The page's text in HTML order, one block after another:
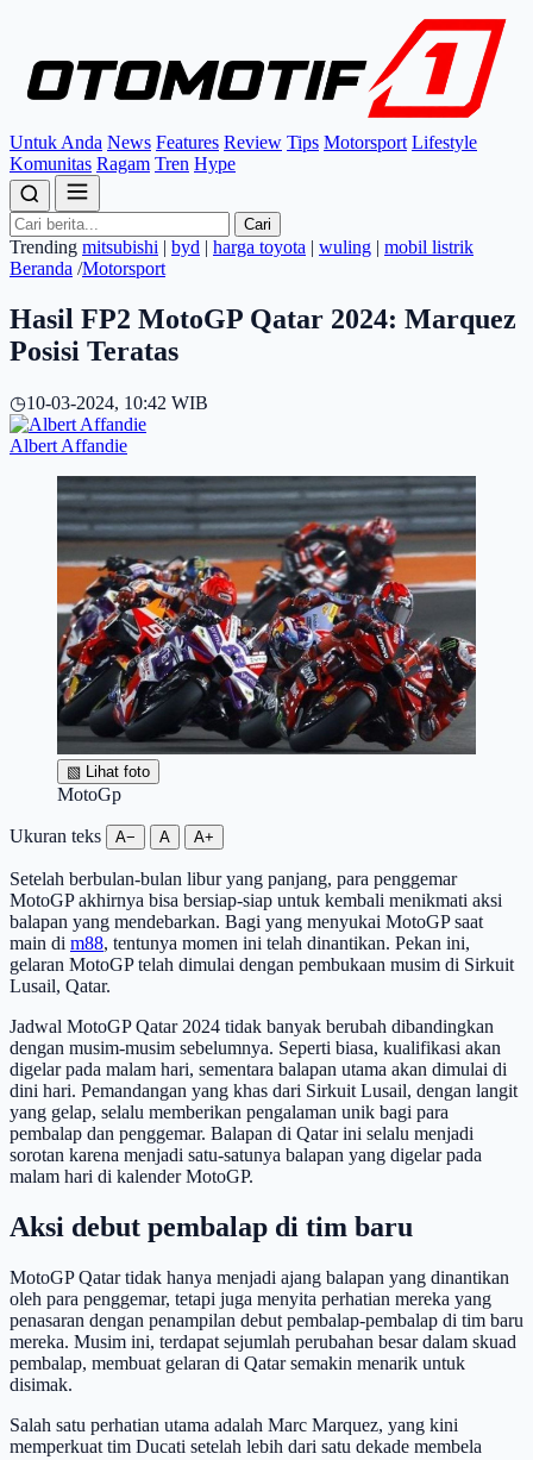
Untuk Anda News Features Review Tips Motorsport Lifestyle
Komunitas Ragam Tren Hype
Cari
Trending mitsubishi | byd | harga toyota | wuling | mobil listrik
Beranda /Motorsport
Hasil FP2 MotoGP Qatar 2024: Marquez
Posisi Teratas
◷10-03-2024, 10:42 WIB
Albert Affandie
▧ Lihat foto
MotoGp
Ukuran teks A− A A+
Setelah berbulan-bulan libur yang panjang, para penggemar
MotoGP akhirnya bisa bersiap-siap untuk kembali menikmati aksi
balapan yang mendebarkan. Bagi yang menyukai MotoGP saat
main di m88, tentunya momen ini telah dinantikan. Pekan ini,
gelaran MotoGP telah dimulai dengan pembukaan musim di Sirkuit
Lusail, Qatar.
Jadwal MotoGP Qatar 2024 tidak banyak berubah dibandingkan
dengan musim-musim sebelumnya. Seperti biasa, kualifikasi akan
digelar pada malam hari, sementara balapan utama akan dimulai di
dini hari. Pemandangan yang khas dari Sirkuit Lusail, dengan langit
yang gelap, selalu memberikan pengalaman unik bagi para
pembalap dan penggemar. Balapan di Qatar ini selalu menjadi
sorotan karena menjadi satu-satunya balapan yang digelar pada
malam hari di kalender MotoGP.
Aksi debut pembalap di tim baru
MotoGP Qatar tidak hanya menjadi ajang balapan yang dinantikan
oleh para penggemar, tetapi juga menyita perhatian mereka yang
penasaran dengan penampilan debut pembalap-pembalap di tim baru
mereka. Musim ini, terdapat sejumlah perubahan besar dalam skuad
pembalap, membuat gelaran di Qatar semakin menarik untuk
disimak.
Salah satu perhatian utama adalah Marc Marquez, yang kini
memperkuat tim Ducati setelah lebih dari satu dekade membela